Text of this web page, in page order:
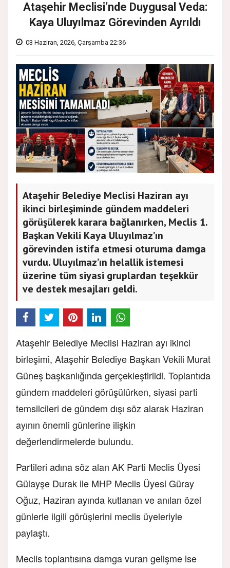
Ataşehir Meclisi’nde Duygusal Veda:
Kaya Uluyılmaz Görevinden Ayrıldı
03 Haziran, 2026, Çarşamba 22:36
Ataşehir Belediye Meclisi Haziran ayı
ikinci birleşiminde gündem maddeleri
görüşülerek karara bağlanırken, Meclis 1.
Başkan Vekili Kaya Uluyılmaz’ın
görevinden istifa etmesi oturuma damga
vurdu. Uluyılmaz’ın helallik istemesi
üzerine tüm siyasi gruplardan teşekkür
ve destek mesajları geldi.
Ataşehir Belediye Meclisi Haziran ayı ikinci
birleşimi, Ataşehir Belediye Başkan Vekili Murat
Güneş başkanlığında gerçekleştirildi. Toplantıda
gündem maddeleri görüşülürken, siyasi parti
temsilcileri de gündem dışı söz alarak Haziran
ayının önemli günlerine ilişkin
değerlendirmelerde bulundu.
Partileri adına söz alan AK Parti Meclis Üyesi
Gülayşe Durak ile MHP Meclis Üyesi Güray
Oğuz, Haziran ayında kutlanan ve anılan özel
günlerle ilgili görüşlerini meclis üyeleriyle
paylaştı.
Meclis toplantısına damga vuran gelişme ise